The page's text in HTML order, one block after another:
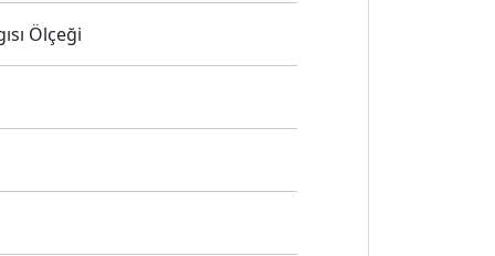
Ölçeği